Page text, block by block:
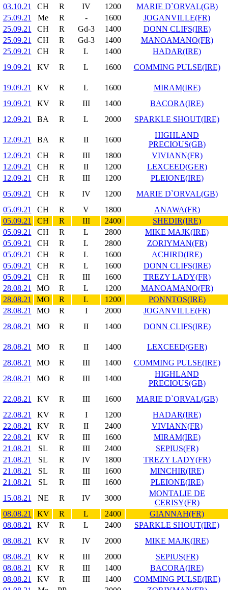
03.10.21
CH R IV 1200
MARIE D`ORVAL(GB)
25.09.21
Me R - 1600
JOGANVILLE(FR)
25.09.21
CH R Gd-3 1400
DONN CLIFS(IRE)
25.09.21
CH R Gd-3 1400
MANOAMANO(FR)
25.09.21
CH R L 1400
HADAR(IRE)
19.09.21
KV R L 1600 COMMING PULSE(IRE)
19.09.21 KV R L 1600
MIRAM(IRE)
19.09.21
KV R III 1400
BACORA(IRE)
12.09.21
BA R L 2000 SPARKLE SHOUT(IRE)
12.09.21 BA R II 1600
HIGHLAND
PRECIOUS(GB)
12.09.21
CH R III 1800
VIVIANN(FR)
12.09.21
CH R II 1200
LEXCEED(GER)
12.09.21
CH R III 1200
PLEIONE(IRE)
05.09.21
CH R IV 1200
MARIE D`ORVAL(GB)
05.09.21
CH R V 1800
ANAWA(FR)
05.09.21
CH R III 2400
SHEDIR(IRE)
05.09.21
CH R L 2800
MIKE MAJK(IRE)
05.09.21
CH R L 2800
ZORIYMAN(FR)
05.09.21
CH R L 1600
ACHIRD(IRE)
05.09.21
CH R L 1600
DONN CLIFS(IRE)
05.09.21
CH R III 1600
TREZY LADY(FR)
28.08.21
MO R L 1200
MANOAMANO(FR)
28.08.21
MO R L 1200
PONNTOS(IRE)
28.08.21
MO R I 2000
JOGANVILLE(FR)
28.08.21
MO R II 1400 DONN CLIFS(IRE)
28.08.21 MO R II 1400
LEXCEED(GER)
28.08.21
MO R III 1400
COMMING PULSE(IRE)
28.08.21
MO R III 1400
HIGHLAND
PRECIOUS(GB)
22.08.21
KV R III 1600
MARIE D`ORVAL(GB)
22.08.21
KV R I 1200
HADAR(IRE)
22.08.21
KV R II 2400
VIVIANN(FR)
22.08.21
KV R III 1600
MIRAM(IRE)
21.08.21
SL R III 2400
SEPIUS(FR)
21.08.21
SL R IV 1800
TREZY LADY(FR)
21.08.21
SL R III 1600
MINCHIR(IRE)
21.08.21
SL R III 1600
PLEIONE(IRE)
15.08.21
NE R IV 3000
MONTALIE DE
CERISY(FR)
08.08.21
KV R L 2400
GIANNAH(FR)
08.08.21
KV R L 2400
SPARKLE SHOUT(IRE)
08.08.21
KV R IV 2000
MIKE MAJK(IRE)
08.08.21
KV R III 2000
SEPIUS(FR)
08.08.21
KV R III 1400
BACORA(IRE)
08.08.21
KV R III 1400
COMMING PULSE(IRE)